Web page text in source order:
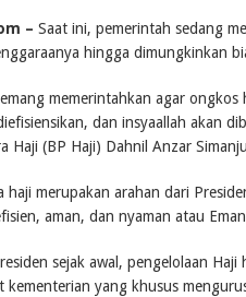
– Saat ini, pemerintah sedang
hingga dimungkinkan
memerintahkan agar
dan insyaallah akan
Haji (BP Haji) Dahnil Anzar
merupakan arahan dari
aman, dan nyaman atau
sejak awal, pengelolaan
yang khusus